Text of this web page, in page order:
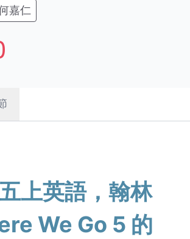
嘉仁
上英語，翰林
We Go 5 的